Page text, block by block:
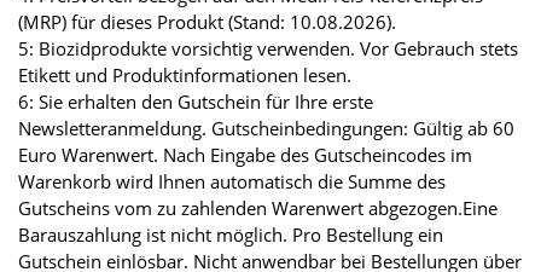
(MRP) für dieses Produkt (Stand: 10.08.2026).
5: Biozidprodukte vorsichtig verwenden. Vor Gebrauch stets
Etikett und Produktinformationen lesen.
6: Sie erhalten den Gutschein für Ihre erste
Newsletteranmeldung. Gutscheinbedingungen: Gültig ab 60
Euro Warenwert. Nach Eingabe des Gutscheincodes im
Warenkorb wird Ihnen automatisch die Summe des
Gutscheins vom zu zahlenden Warenwert abgezogen.Eine
Barauszahlung ist nicht möglich. Pro Bestellung ein
Gutschein einlösbar. Nicht anwendbar bei Bestellungen über